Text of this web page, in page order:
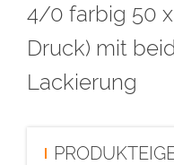
und eine Linienstärke von
4/0 farbig 50
Druck) mit
Lackierung